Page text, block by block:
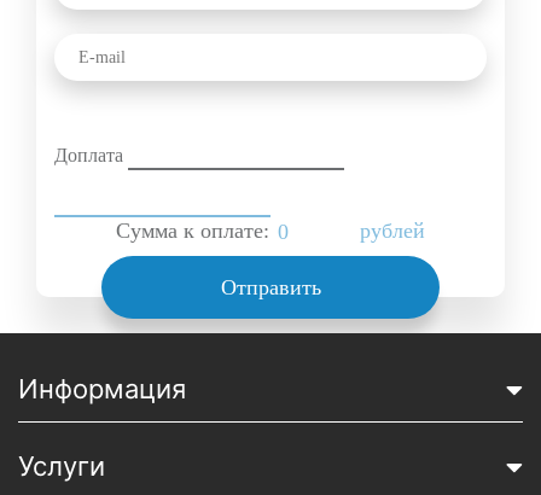
Доплата
Сумма к оплате: рублей
Отправить
Информация
Услуги